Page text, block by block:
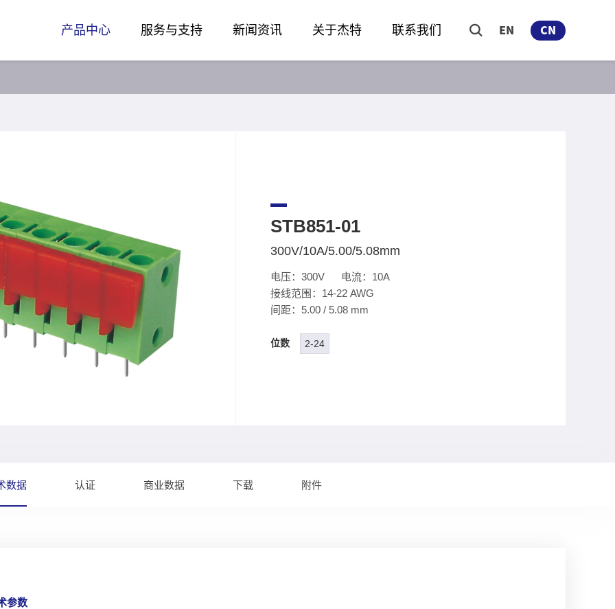
EN CN
产品中心 服务与支持 新闻资讯 关于杰特 联系我们
STB851-01
300V/10A/5.00/5.08mm
电压：300V 电流：10A
接线范围：14-22 AWG
间距：5.00 / 5.08 mm
位数 2-24
数据 认证 商业数据 下载 附件
参数